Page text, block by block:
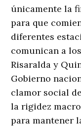
únicamente la
para que
diferentes
comunican a
Risaralda y
Gobierno
clamor social
la rigidez
para mantener